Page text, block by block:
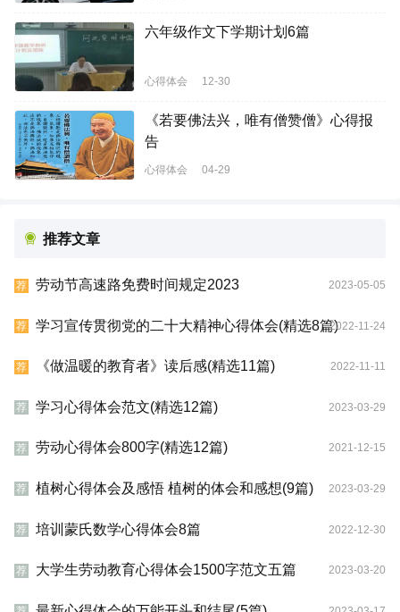
六年级作文下学期计划6篇
心得体会 12-30
《若要佛法兴，唯有僧赞僧》心得报
告
心得体会 04-29
推荐文章
荐 劳动节高速路免费时间规定2023 2023-05-05
荐 学习宣传贯彻党的二十大精神心得体会(精选8篇)2022-11-24
荐 《做温暖的教育者》读后感(精选11篇) 2022-11-11
荐 学习心得体会范文(精选12篇) 2023-03-29
荐 劳动心得体会800字(精选12篇) 2021-12-15
荐 植树心得体会及感悟 植树的体会和感想(9篇) 2023-03-29
荐 培训蒙氏数学心得体会8篇 2022-12-30
荐 大学生劳动教育心得体会1500字范文五篇 2023-03-20